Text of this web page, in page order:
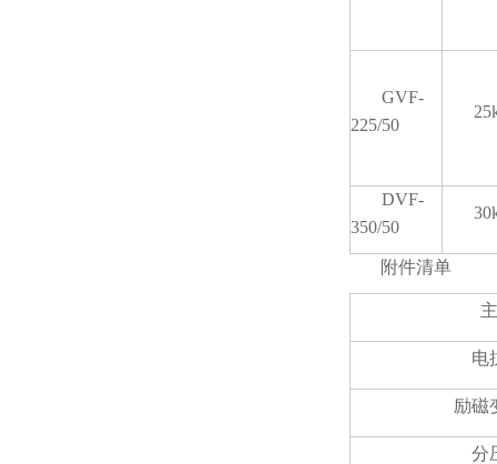
GVF-
225/50
DVF-
350/50
附件清单
电
励磁
分